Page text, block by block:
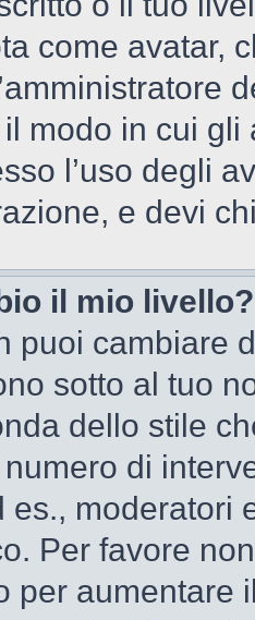
come avatar,
modo in cui
l’uso degli
e devi
il mio livello?
puoi cambiare
sotto al tuo
dello stile
di
es., moderatori
Per favore
per aumentare